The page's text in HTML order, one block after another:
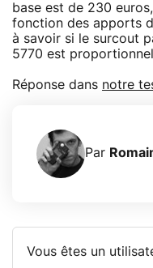
base est de 230
fonction des apports
à savoir si le surcout
5770 est
Réponse dans notre
Par
Vous êtes un